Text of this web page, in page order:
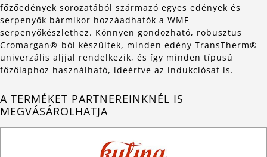
főzőedények sorozatából származó egyes edények és
serpenyők bármikor hozzáadhatók a WMF
serpenyőkészlethez. Könnyen gondozható, robusztus
Cromargan®-ból készültek, minden edény TransTherm®
univerzális aljjal rendelkezik, és így minden típusú
főzőlaphoz használható, ideértve az indukciósat is.
A TERMÉKET PARTNEREINKNÉL IS
MEGVÁSÁROLHATJA